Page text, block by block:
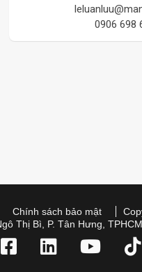
0906 698
Chính sách bảo mật
Thị Bì, P. Tân Hưng,